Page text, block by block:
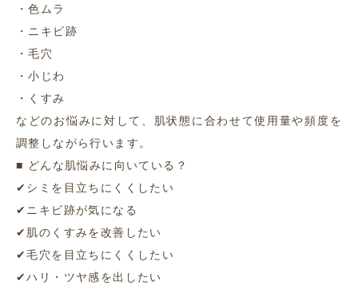
・色ムラ
・ニキビ跡
・毛穴
・小じわ
・くすみ
などのお悩みに対して、肌状態に合わせて使用量や頻度を
調整しながら行います。
■ どんな肌悩みに向いている？
✔シミを目立ちにくくしたい
✔ニキビ跡が気になる
✔肌のくすみを改善したい
✔毛穴を目立ちにくくしたい
✔ハリ・ツヤ感を出したい